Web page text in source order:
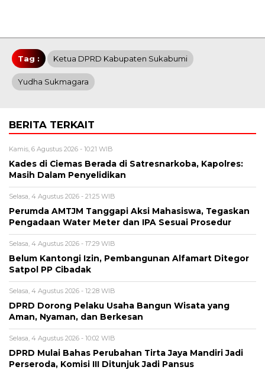
Tag : Ketua DPRD Kabupaten Sukabumi
Yudha Sukmagara
BERITA TERKAIT
Kamis, 6 Agustus 2026 - 10:21 WIB
Kades di Ciemas Berada di Satresnarkoba, Kapolres:
Masih Dalam Penyelidikan
Selasa, 4 Agustus 2026 - 21:25 WIB
Perumda AMTJM Tanggapi Aksi Mahasiswa, Tegaskan
Pengadaan Water Meter dan IPA Sesuai Prosedur
Selasa, 4 Agustus 2026 - 17:29 WIB
Belum Kantongi Izin, Pembangunan Alfamart Ditegor
Satpol PP Cibadak
Selasa, 4 Agustus 2026 - 12:28 WIB
DPRD Dorong Pelaku Usaha Bangun Wisata yang
Aman, Nyaman, dan Berkesan
Selasa, 4 Agustus 2026 - 10:02 WIB
DPRD Mulai Bahas Perubahan Tirta Jaya Mandiri Jadi
Perseroda, Komisi III Ditunjuk Jadi Pansus